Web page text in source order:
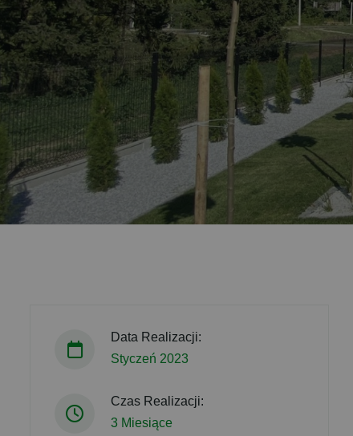
Data Realizacji:
Styczeń 2023
Czas Realizacji:
3 Miesiące